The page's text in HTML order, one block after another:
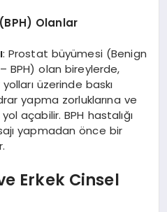
Olanlar
: Prostat büyümesi (Benign
BPH) olan bireylerde,
üzerinde baskı
yapma zorluklarına ve
açabilir. BPH hastalığı
yapmadan önce bir
Erkek Cinsel